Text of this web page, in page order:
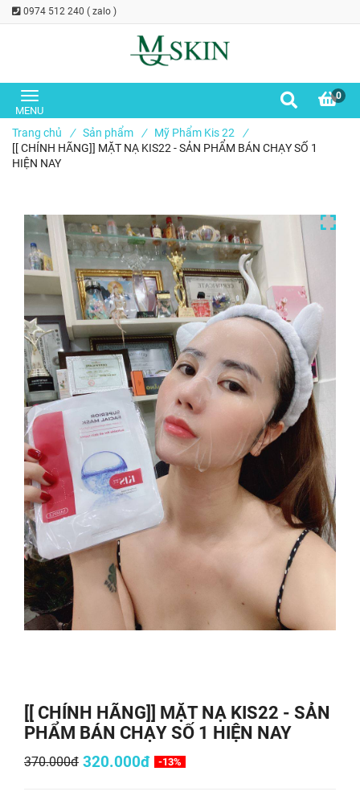
[[ CHÍNH HÃNG]] MẶT NẠ KIS22 - SẢN
PHẨM BÁN CHẠY SỐ 1 HIỆN NAY
370.000đ 320.000đ -13%
Trang chủ / Sản phẩm / Mỹ Phẩm Kis 22
/
[[ CHÍNH HÃNG]] MẶT NẠ KIS22 - SẢN PHẨM BÁN CHẠY SỐ 1
HIỆN NAY
0974 512 240 ( zalo )
0